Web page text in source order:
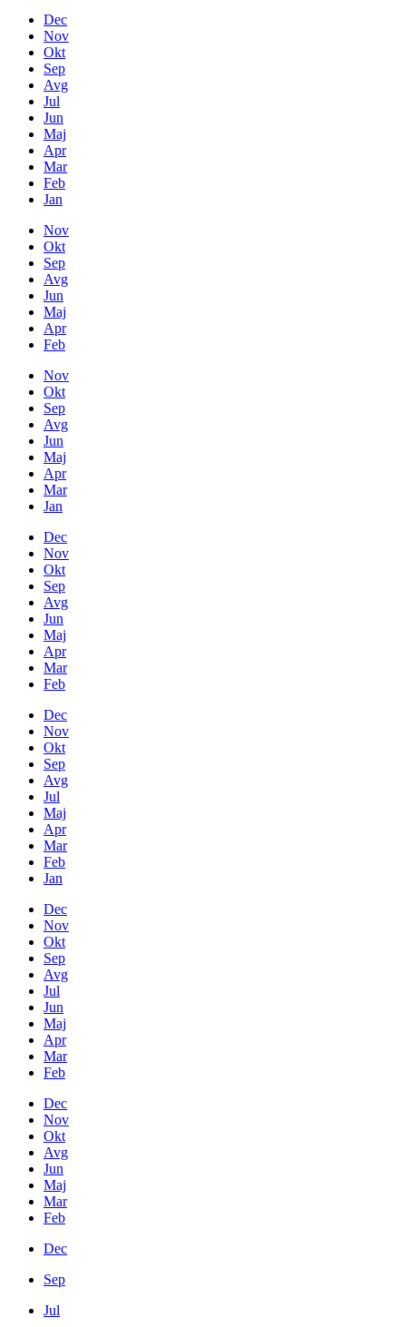
Dec
Nov
Okt
Sep
Avg
Jul
Jun
Maj
Apr
Mar
Feb
Jan
Nov
Okt
Sep
Avg
Jun
Maj
Apr
Feb
Nov
Okt
Sep
Avg
Jun
Maj
Apr
Mar
Jan
Dec
Nov
Okt
Sep
Avg
Jun
Maj
Apr
Mar
Feb
Dec
Nov
Okt
Sep
Avg
Jul
Maj
Apr
Mar
Feb
Jan
Dec
Nov
Okt
Sep
Avg
Jul
Jun
Maj
Apr
Mar
Feb
Dec
Nov
Okt
Avg
Jun
Maj
Mar
Feb
Dec
Sep
Jul